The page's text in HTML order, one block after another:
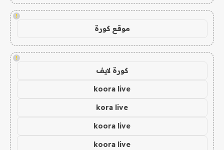
!
موقع كورة
!
كورة لايف
koora live
kora live
koora live
koora live